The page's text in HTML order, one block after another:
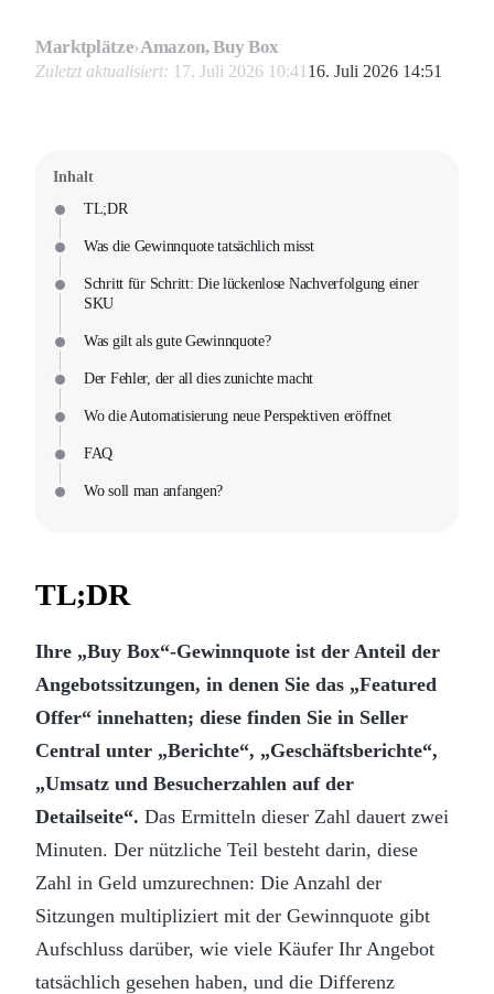
Marktplätze›Amazon, Buy Box
Zuletzt aktualisiert: 17. Juli 2026 10:41 16. Juli 2026 14:51
Inhalt
TL;DR
Was die Gewinnquote tatsächlich misst
Schritt für Schritt: Die lückenlose Nachverfolgung einer
SKU
Was gilt als gute Gewinnquote?
Der Fehler, der all dies zunichte macht
Wo die Automatisierung neue Perspektiven eröffnet
FAQ
Wo soll man anfangen?
TL;DR
Ihre „Buy Box“-Gewinnquote ist der Anteil der
Angebotssitzungen, in denen Sie das „Featured
Offer“ innehatten; diese finden Sie in Seller
Central unter „Berichte“, „Geschäftsberichte“,
„Umsatz und Besucherzahlen auf der
Detailseite“. Das Ermitteln dieser Zahl dauert zwei
Minuten. Der nützliche Teil besteht darin, diese
Zahl in Geld umzurechnen: Die Anzahl der
Sitzungen multipliziert mit der Gewinnquote gibt
Aufschluss darüber, wie viele Käufer Ihr Angebot
tatsächlich gesehen haben, und die Differenz